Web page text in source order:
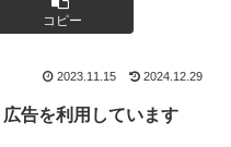
コピー
2023.11.15 2024.12.29
告を利用しています